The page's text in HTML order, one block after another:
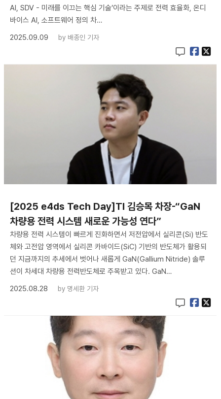
AI, SDV - 미래를 이끄는 핵심 기술’이라는 주제로 전력 효율화, 온디
바이스 AI, 소프트웨어 정의 차…
2025.09.09
by 배종인 기자
[2025 e4ds Tech Day]TI 김승목 차장-“GaN
차량용 전력 시스템 새로운 가능성 연다”
차량용 전력 시스템이 빠르게 진화하면서 저전압에서 실리콘(Si) 반도
체와 고전압 영역에서 실리콘 카바이드(SiC) 기반의 반도체가 활용되
던 지금까지의 추세에서 벗어나 새롭게 GaN(Gallium Nitride) 솔루
션이 차세대 차량용 전력반도체로 주목받고 있다. GaN…
2025.08.28
by 명세환 기자